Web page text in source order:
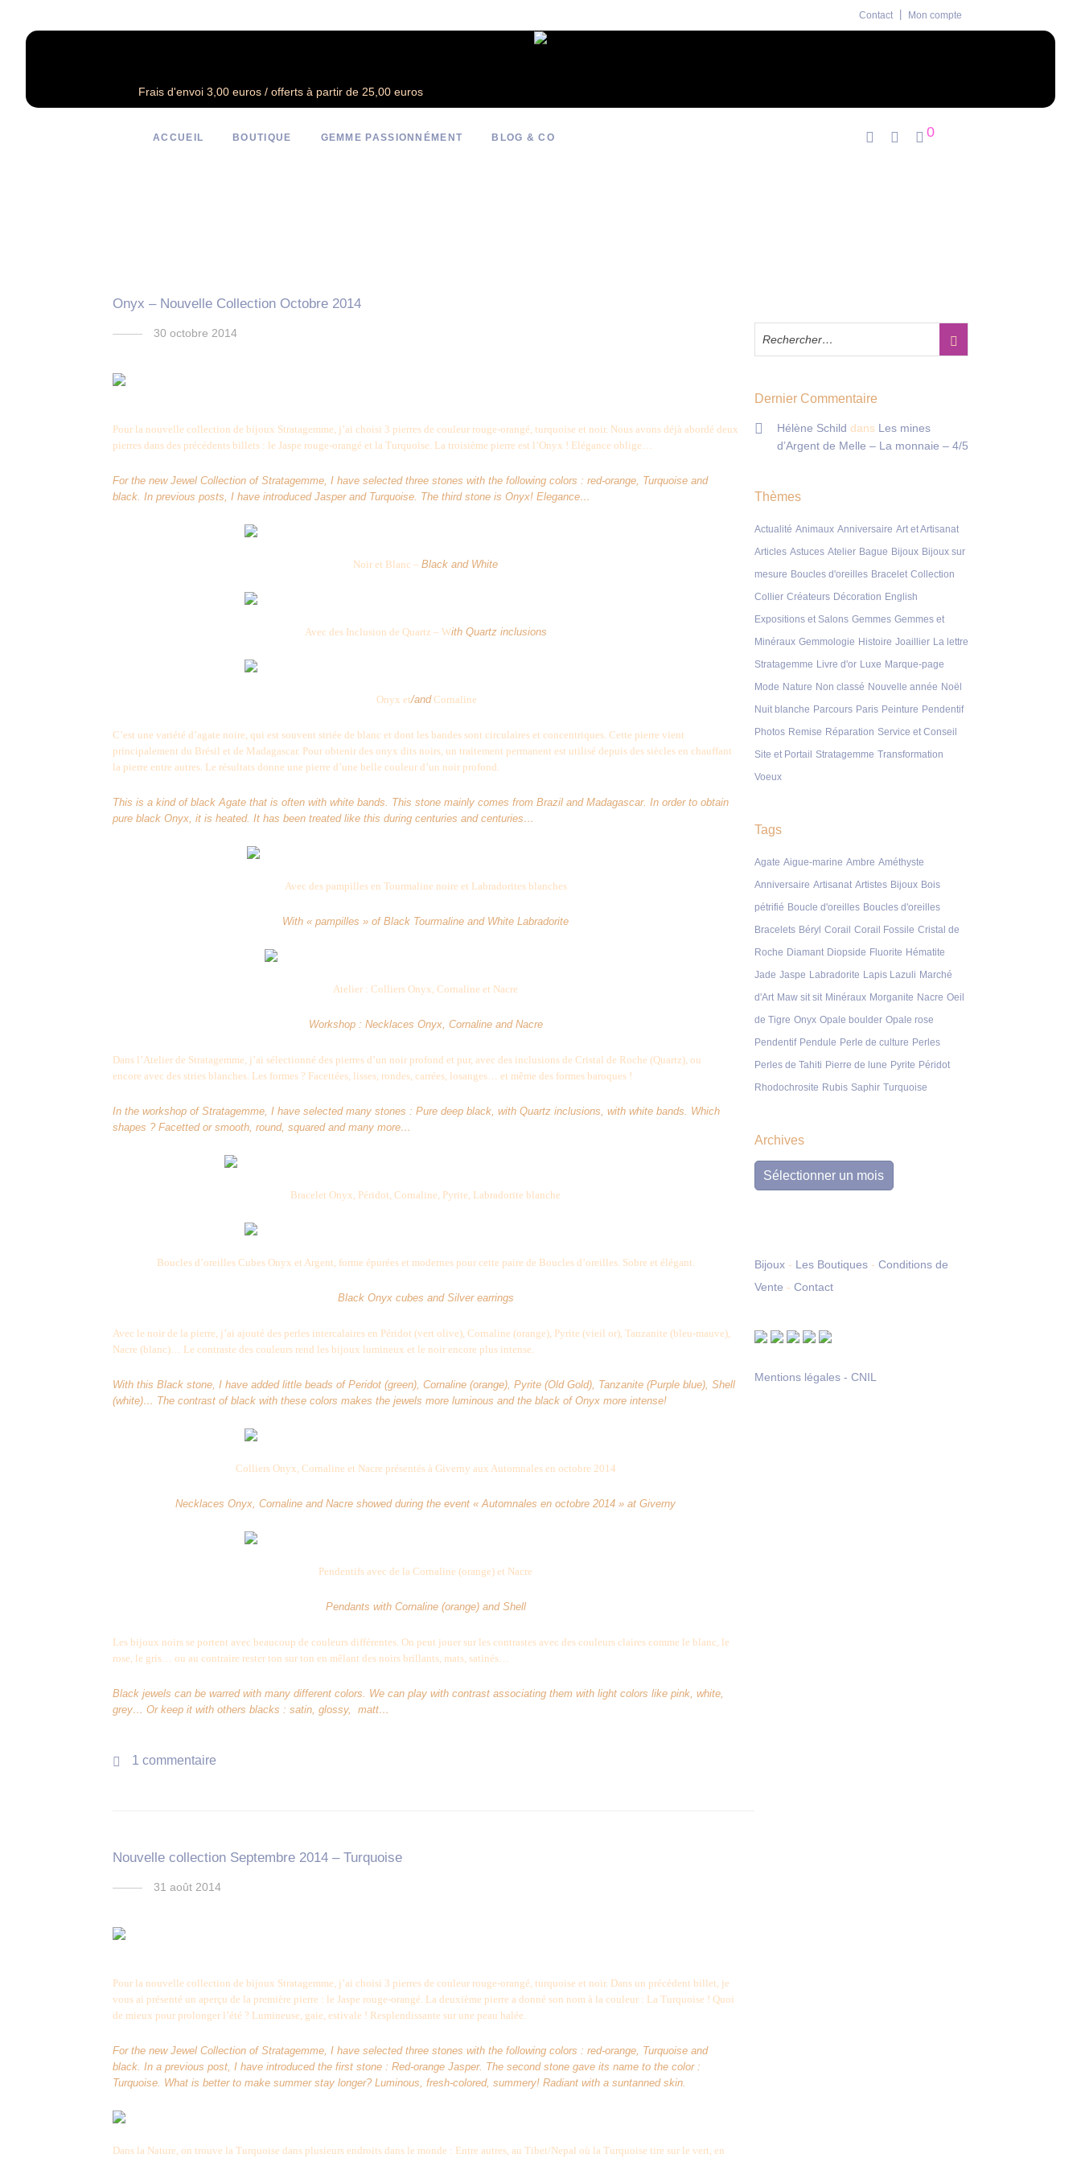
Contact Mon compte
Frais d'envoi 3,00 euros / offerts à partir de 25,00 euros
ACCUEIL BOUTIQUE GEMME PASSIONNÉMENT BLOG & CO 0
Onyx – Nouvelle Collection Octobre 2014
30 octobre 2014
Pour la nouvelle collection de bijoux Stratagemme, j’ai choisi 3 pierres de couleur rouge-orangé, turquoise et noir. Nous avons déjà abordé deux
pierres dans des précédents billets : le Jaspe rouge-orangé et la Turquoise. La troisième pierre est l’Onyx ! Elégance oblige…
For the new Jewel Collection of Stratagemme, I have selected three stones with the following colors : red-orange, Turquoise and
black. In previous posts, I have introduced Jasper and Turquoise. The third stone is Onyx! Elegance…
Noir et Blanc – Black and White
Avec des Inclusion de Quartz – With Quartz inclusions
Onyx et/andCornaline
C’est une variété d’agate noire, qui est souvent striée de blanc et dont les bandes sont circulaires et concentriques. Cette pierre vient
principalement du Brésil et de Madagascar. Pour obtenir des onyx dits noirs, un traitement permanent est utilisé depuis des siècles en chauffant
la pierre entre autres. Le résultats donne une pierre d’une belle couleur d’un noir profond.
This is a kind of black Agate that is often with white bands. This stone mainly comes from Brazil and Madagascar. In order to obtain
pure black Onyx, it is heated. It has been treated like this during centuries and centuries…
Avec des pampilles en Tourmaline noire et Labradorites blanches
With « pampilles » of Black Tourmaline and White Labradorite
Atelier : Colliers Onyx, Cornaline et Nacre
Workshop : Necklaces Onyx, Cornaline and Nacre
Dans l’Atelier de Stratagemme, j’ai sélectionné des pierres d’un noir profond et pur, avec des inclusions de Cristal de Roche (Quartz), ou
encore avec des stries blanches. Les formes ? Facettées, lisses, rondes, carrées, losanges… et même des formes baroques !
In the workshop of Stratagemme, I have selected many stones : Pure deep black, with Quartz inclusions, with white bands. Which
shapes ? Facetted or smooth, round, squared and many more…
Bracelet Onyx, Péridot, Cornaline, Pyrite, Labradorite blanche
Boucles d’oreilles Cubes Onyx et Argent, forme épurées et modernes pour cette paire de Boucles d’oreilles. Sobre et élégant.
Black Onyx cubes and Silver earrings
Avec le noir de la pierre, j’ai ajouté des perles intercalaires en Péridot (vert olive), Cornaline (orange), Pyrite (vieil or), Tanzanite (bleu-mauve),
Nacre (blanc)… Le contraste des couleurs rend les bijoux lumineux et le noir encore plus intense.
With this Black stone, I have added little beads of Peridot (green), Cornaline (orange), Pyrite (Old Gold), Tanzanite (Purple blue), Shell
(white)… The contrast of black with these colors makes the jewels more luminous and the black of Onyx more intense!
Colliers Onyx, Cornaline et Nacre présentés à Giverny aux Automnales en octobre 2014
Necklaces Onyx, Cornaline and Nacre showed during the event « Automnales en octobre 2014 » at Giverny
Pendentifs avec de la Cornaline (orange) et Nacre
Pendants with Cornaline (orange) and Shell
Les bijoux noirs se portent avec beaucoup de couleurs différentes. On peut jouer sur les contrastes avec des couleurs claires comme le blanc, le
rose, le gris… ou au contraire rester ton sur ton en mêlant des noirs brillants, mats, satinés…
Black jewels can be warred with many different colors. We can play with contrast associating them with light colors like pink, white,
grey… Or keep it with others blacks : satin, glossy, matt…
1 commentaire
Nouvelle collection Septembre 2014 – Turquoise
31 août 2014
Pour la nouvelle collection de bijoux Stratagemme, j’ai choisi 3 pierres de couleur rouge-orangé, turquoise et noir. Dans un précédent billet, je
vous ai présenté un aperçu de la première pierre : le Jaspe rouge-orangé. La deuxième pierre a donné son nom à la couleur : La Turquoise ! Quoi
de mieux pour prolonger l’été ? Lumineuse, gaie, estivale ! Resplendissante sur une peau halée.
For the new Jewel Collection of Stratagemme, I have selected three stones with the following colors : red-orange, Turquoise and
black. In a previous post, I have introduced the first stone : Red-orange Jasper. The second stone gave its name to the color :
Turquoise. What is better to make summer stay longer? Luminous, fresh-colored, summery! Radiant with a suntanned skin.
Dans la Nature, on trouve la Turquoise dans plusieurs endroits dans le monde : Entre autres, au Tibet/Nepal où la Turquoise tire sur le vert, en
Dernier Commentaire
Hélène Schild dans Les mines
d’Argent de Melle – La monnaie – 4/5
Thèmes
Actualité Animaux Anniversaire Art et Artisanat
Articles Astuces Atelier Bague Bijoux Bijoux sur
mesure Boucles d'oreilles Bracelet Collection
Collier Créateurs Décoration English
Expositions et Salons Gemmes Gemmes et
Minéraux Gemmologie Histoire Joaillier La lettre
Stratagemme Livre d'or Luxe Marque-page
Mode Nature Non classé Nouvelle année Noël
Nuit blanche Parcours Paris Peinture Pendentif
Photos Remise Réparation Service et Conseil
Site et Portail
Stratagemme Transformation
Voeux
Tags
Agate Aigue-marine Ambre Améthyste
Anniversaire Artisanat Artistes Bijoux Bois
pétrifié Boucle d'oreilles Boucles d'oreilles
Bracelets Béryl Corail Corail Fossile Cristal de
Roche Diamant Diopside Fluorite Hématite
Jade Jaspe Labradorite Lapis Lazuli Marché
d'Art Maw sit sit Minéraux Morganite Nacre Oeil
de Tigre Onyx Opale boulder Opale rose
Pendentif Pendule Perle de culture Perles
Perles de Tahiti Pierre de lune Pyrite Péridot
Rhodochrosite Rubis Saphir Turquoise
Archives
Archives
Bijoux - Les Boutiques - Conditions de
Vente - Contact
Mentions légales - CNIL